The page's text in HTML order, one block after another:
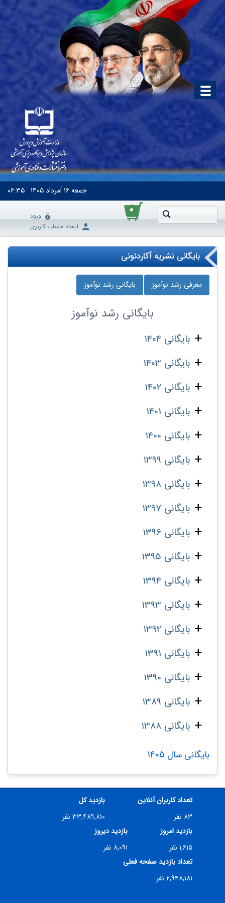
جمعه۱۶ اَمرداد ۱۴۰۵ ۰۶:۳۵
۰
ورود
ایجاد حساب کاربری
بایگانی نشریه آکاردئونی
معرفی رشد نوآموز بایگانی رشد نوآموز
بایگانی رشد نوآموز
بایگانی 1404
بایگانی 1403
بایگانی 1402
بایگانی 1401
بایگانی 1400
بایگانی 1399
بایگانی 1398
بایگانی 1397
بایگانی 1396
بایگانی 1395
بایگانی 1394
بایگانی 1393
بایگانی 1392
بایگانی 1391
بایگانی 1390
بایگانی 1389
بایگانی 1388
بایگانی سال 1405
تعداد کاربران آنلاین
۸۳ نفر
بازدید کل
۳۳,۴۸۹,۸۱۰ نفر
بازدید امروز
۱,۶۱۵ نفر
بازدید دیروز
۸,۰۹۱ نفر
تعداد بازدید صفحه فعلی
۲,۹۴۸,۱۸۱ نفر